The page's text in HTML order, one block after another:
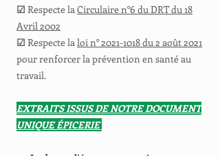
☑ Respecte laCirculaire n°6 du DRT du 18
Avril 2002
☑ Respecte laloi n° 2021-1018 du 2 août 2021
pour renforcer la prévention en santé au
travail.
EXTRAITS ISSUS DE NOTRE DOCUMENT
UNIQUE ÉPICERIE